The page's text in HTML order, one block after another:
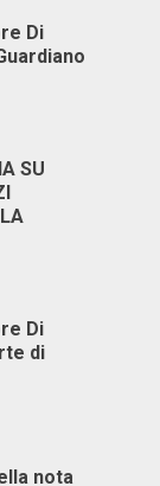
Di
SU
Di
di
nota